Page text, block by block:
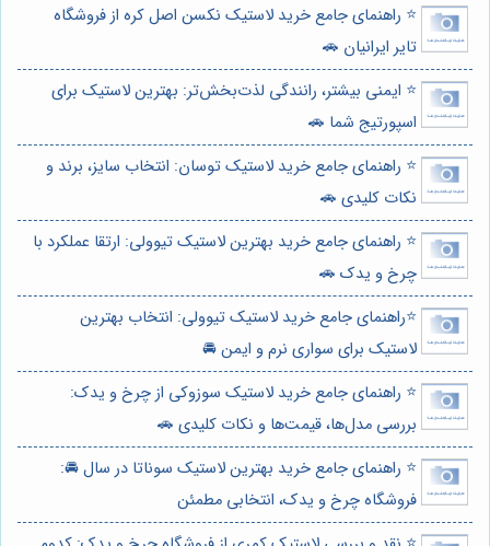
⭐️ راهنمای جامع خرید لاستیک نکسن اصل کره از فروشگاه
تایر ایرانیان 🚗
⭐️ ایمنی بیشتر، رانندگی لذت‌بخش‌تر: بهترین لاستیک برای
اسپورتیج شما 🚗
⭐️ راهنمای جامع خرید لاستیک توسان: انتخاب سایز، برند و
نکات کلیدی 🚗
⭐️ راهنمای جامع خرید بهترین لاستیک تیوولی: ارتقا عملکرد با
چرخ و یدک 🚗
⭐️راهنمای جامع خرید لاستیک تیوولی: انتخاب بهترین
لاستیک برای سواری نرم و ایمن 🚘
⭐️ راهنمای جامع خرید لاستیک سوزوکی از چرخ و یدک:
بررسی مدل‌ها، قیمت‌ها و نکات کلیدی 🚗
⭐️ راهنمای جامع خرید بهترین لاستیک سوناتا در سال 🚘:
فروشگاه چرخ و یدک، انتخابی مطمئن